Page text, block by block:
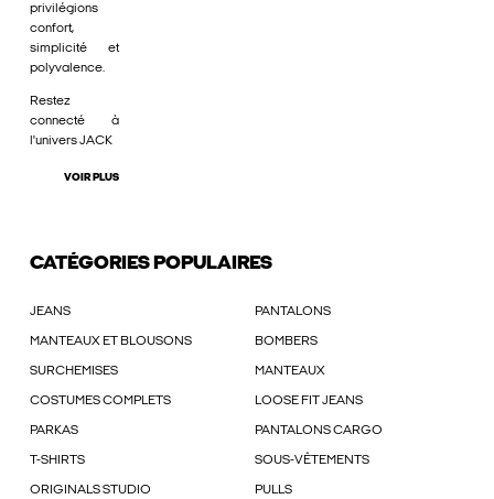
privilégions
confort,
simplicité et
polyvalence.
Restez
connecté à
l'univers JACK
VOIR PLUS
CATÉGORIES POPULAIRES
JEANS PANTALONS
MANTEAUX ET BLOUSONS BOMBERS
SURCHEMISES MANTEAUX
COSTUMES COMPLETS LOOSE FIT JEANS
PARKAS PANTALONS CARGO
T-SHIRTS SOUS-VÊTEMENTS
ORIGINALS STUDIO PULLS